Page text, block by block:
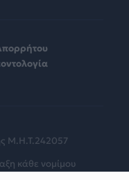
Μ.Η.Τ.242057
κάθε νομίμου